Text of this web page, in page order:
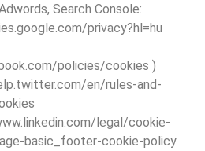
Search Console:
privacy?hl=hu
policies/cookies )
en/rules-and-
legal/cookie-
basic_footer-cookie-policy